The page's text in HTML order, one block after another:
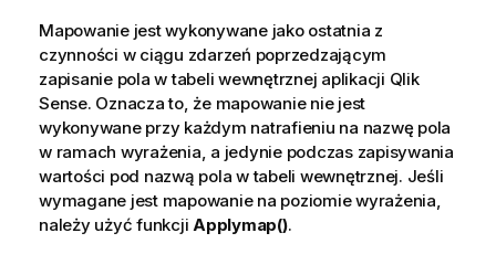
Mapowanie jest wykonywane jako ostatnia z
czynności w ciągu zdarzeń poprzedzającym
zapisanie pola w tabeli wewnętrznej aplikacji Qlik
Sense. Oznacza to, że mapowanie nie jest
wykonywane przy każdym natrafieniu na nazwę pola
w ramach wyrażenia, a jedynie podczas zapisywania
wartości pod nazwą pola w tabeli wewnętrznej. Jeśli
wymagane jest mapowanie na poziomie wyrażenia,
należy użyć funkcji Applymap().